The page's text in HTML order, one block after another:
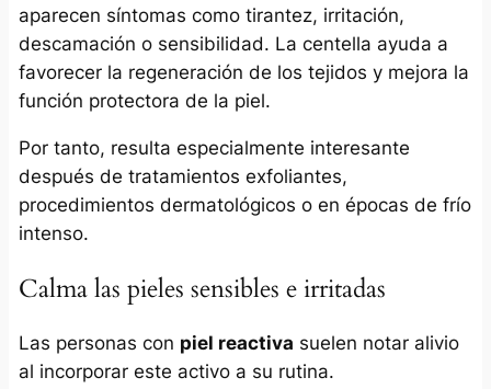
aparecen síntomas como tirantez, irritación,
descamación o sensibilidad. La centella ayuda a
favorecer la regeneración de los tejidos y mejora la
función protectora de la piel.
Por tanto, resulta especialmente interesante
después de tratamientos exfoliantes,
procedimientos dermatológicos o en épocas de frío
intenso.
Calma las pieles sensibles e irritadas
Las personas con piel reactiva suelen notar alivio
al incorporar este activo a su rutina.